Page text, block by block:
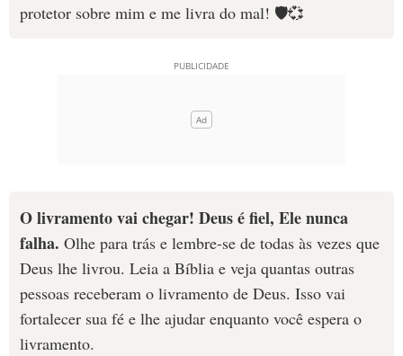
protetor sobre mim e me livra do mal! 🛡️💞
O livramento vai chegar! Deus é fiel, Ele nunca
falha. Olhe para trás e lembre-se de todas às vezes que
Deus lhe livrou. Leia a Bíblia e veja quantas outras
pessoas receberam o livramento de Deus. Isso vai
fortalecer sua fé e lhe ajudar enquanto você espera o
livramento.